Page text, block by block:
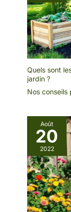
Quels sont
jardin ?
Nos conseils
Août
20
2022